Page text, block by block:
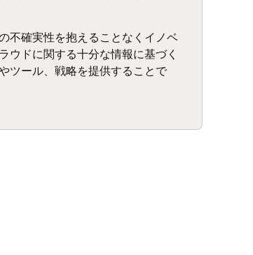
不確実性を抱えることなくイノベ
ウドに関する十分な情報に基づく
ツール、戦略を提供することで